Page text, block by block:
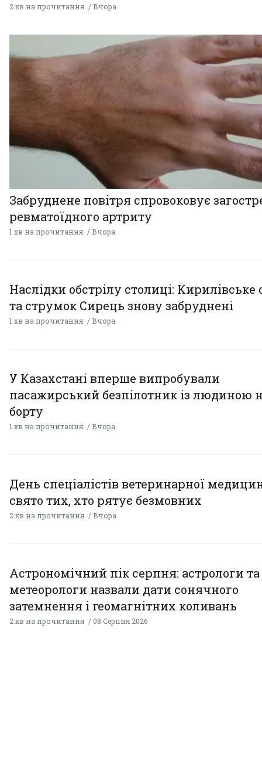
2 хв на прочитання Вчора
Забруднене повітря спровоковує
ревматоїдного артриту
1 хв на прочитання Вчора
Наслідки обстрілу столиці: Кирилівське
та струмок Сирець знову забруднені
1 хв на прочитання Вчора
У Казахстані вперше випробували
пасажирський безпілотник із людиною
борту
1 хв на прочитання Вчора
День спеціалістів ветеринарної
свято тих, хто рятує безмовних
2 хв на прочитання Вчора
Астрономічний пік серпня: астрологи та
метеорологи назвали дати сонячного
затемнення і геомагнітних коливань
2 хв на прочитання 08 Серпня 2026